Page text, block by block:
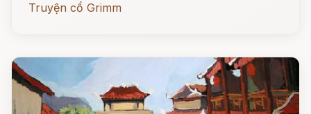
Truyện cổ Grimm